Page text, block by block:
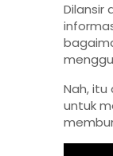
Dilansir
Nah,
untuk